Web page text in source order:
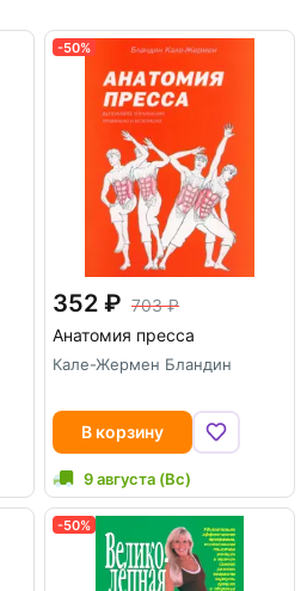
-50%
352
703
Анатомия пресса
Кале-Жермен Бландин
В корзину
9 августа (Вс)
-50%